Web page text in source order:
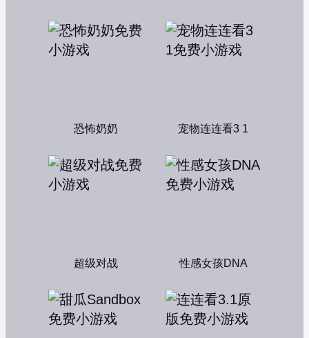
恐怖奶奶 宠物连连看3 1
超级对战 性感女孩DNA